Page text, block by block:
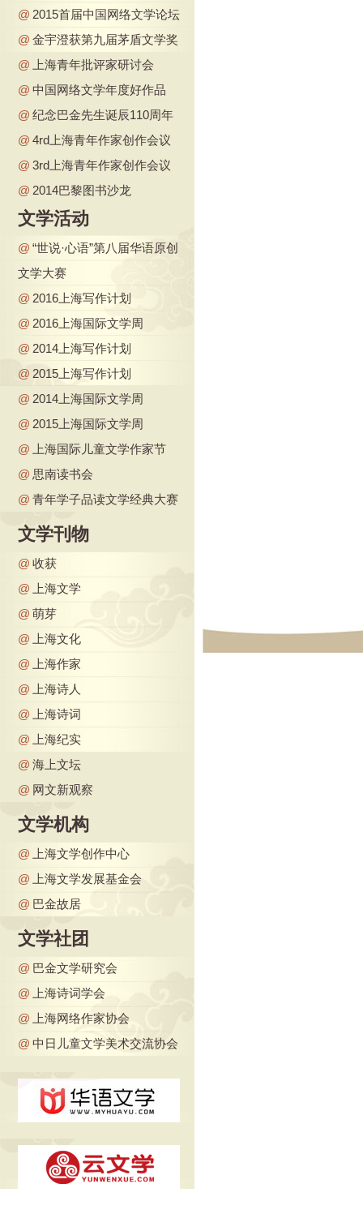
@ 2015首届中国网络文学论坛
@ 金宇澄获第九届茅盾文学奖
@
上海青年批评家研讨会
@ 中国网络文学年度好作品
@ 纪念巴金先生诞辰110周年
@ 4rd上海青年作家创作会议
@ 3rd上海青年作家创作会议
@ 2014巴黎图书沙龙
文学活动
@ “世说·心语”第八届华语原创
文学大赛
@ 2016上海写作计划
@ 2016上海国际文学周
@ 2014上海写作计划
@ 2015上海写作计划
@ 2014上海国际文学周
@ 2015上海国际文学周
@
上海国际儿童文学作家节
@ 思南读书会
@ 青年学子品读文学经典大赛
文学刊物
@ 收获
@
上海文学
@ 萌芽
@
上海文化
@
上海作家
@
上海诗人
@
上海诗词
@
上海纪实
@ 海上文坛
@ 网文新观察
文学机构
@
上海文学创作中心
@
上海文学发展基金会
@ 巴金故居
文学社团
@ 巴金文学研究会
@
上海诗词学会
@
上海网络作家协会
@ 中日儿童文学美术交流协会